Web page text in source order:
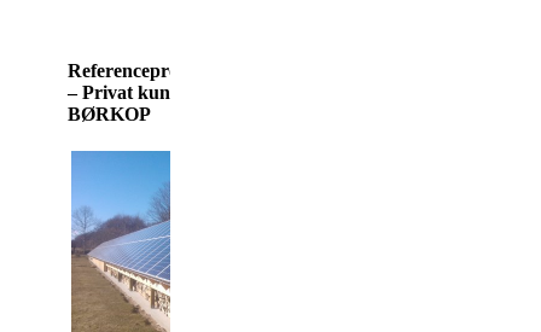
Referenceprojekt
– Privat kunde,
BØRKOP